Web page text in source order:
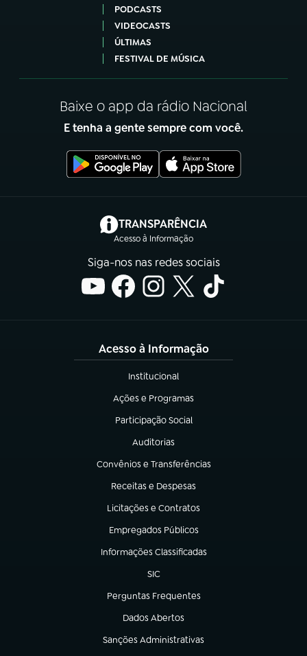
PODCASTS
VIDEOCASTS
ÚLTIMAS
FESTIVAL DE MÚSICA
Baixe o app da rádio Nacional
E tenha a gente sempre com você.
TRANSPARÊNCIA
Acesso à Informação
(abre em nova aba)
Siga-nos nas redes sociais
Acesso à Informação
Institucional
(abre em nova aba)
Ações e Programas
(abre em nova aba)
Participação Social
(abre em nova aba)
Auditorias
(abre em nova aba)
Convênios e Transferências
(abre em nova aba)
Receitas e Despesas
(abre em nova aba)
Licitações e Contratos
(abre em nova aba)
Empregados Públicos
(abre em nova aba)
Informações Classificadas
(abre em nova aba)
SIC
(abre em nova aba)
Perguntas Frequentes
(abre em nova aba)
Dados Abertos
(abre em nova aba)
Sanções Administrativas
(abre em nova aba)